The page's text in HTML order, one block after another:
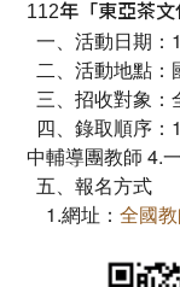
112年「東亞茶
一、活動日期：
二、活動地點：
三、招收對象：
四、錄取順序：
中輔導團教師 4.
五、報名方式
1.網址：全國